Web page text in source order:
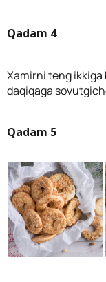
Qadam 4
Xamirni teng ikkiga
daqiqaga
Qadam 5